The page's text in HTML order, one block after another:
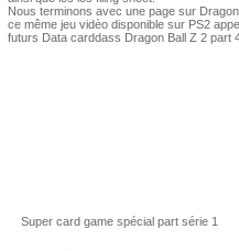
Nous terminons avec une page sur
ce même jeu vidèo disponible sur PS2
futurs Data carddass Dragon Ball Z 2 part
Super card game spécial part série 1